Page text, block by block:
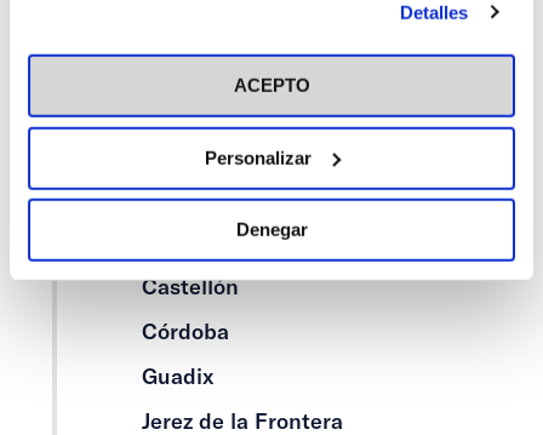
en el botón "Personalizar". Para más información puedes
visitar nuestra Política de Cookies
Detalles
ACEPTO
Personalizar
Denegar
Asturias
Cáceres
Castellón
Córdoba
Guadix
Jerez de la Frontera